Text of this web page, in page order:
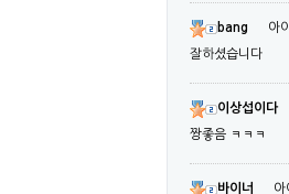
bang 아
잘하셨습니다
이상섭이다
짱좋음 ㅋㅋㅋ
바이너 아